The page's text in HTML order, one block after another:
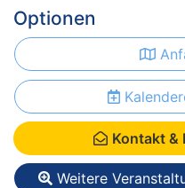
Optionen
Kontakt &
Weitere